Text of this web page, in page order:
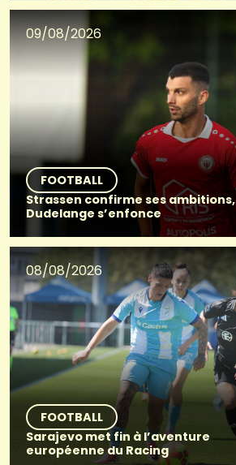
09/08/2026
FOOTBALL
Strassen confirme ses ambitions,
Dudelange s’enfonce
08/08/2026
FOOTBALL
Sarajevo met fin à l’aventure
européenne du Racing